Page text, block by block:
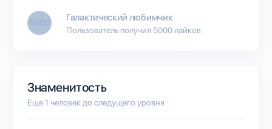
5000 Галактический любимчик
Пользователь получил 5000 лайков
Знаменитость
Еще 1 человек до следущего уровня